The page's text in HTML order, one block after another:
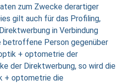
zum Zwecke derartiger
gilt auch für das Profiling,
in Verbindung
betroffene Person gegenüber
+ optometrie der
der Direktwerbung, so wird die
+ optometrie die